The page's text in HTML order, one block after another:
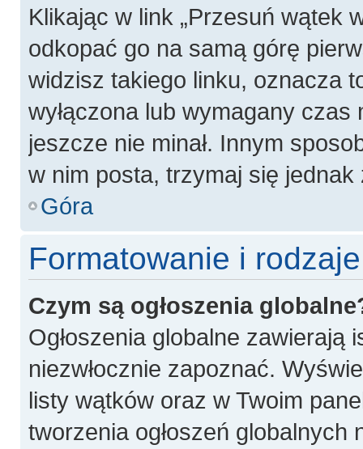
Klikając w link „Przesuń wątek
odkopać go na samą górę
widzisz takiego linku, oznacza
wyłączona lub wymagany
jeszcze nie minał. Innym
w nim posta, trzymaj się
Góra
Formatowanie i
Czym są ogłoszenia
Ogłoszenia globalne
niezwłocznie zapoznać.
listy wątków oraz w Twoim
tworzenia ogłoszeń globalnych